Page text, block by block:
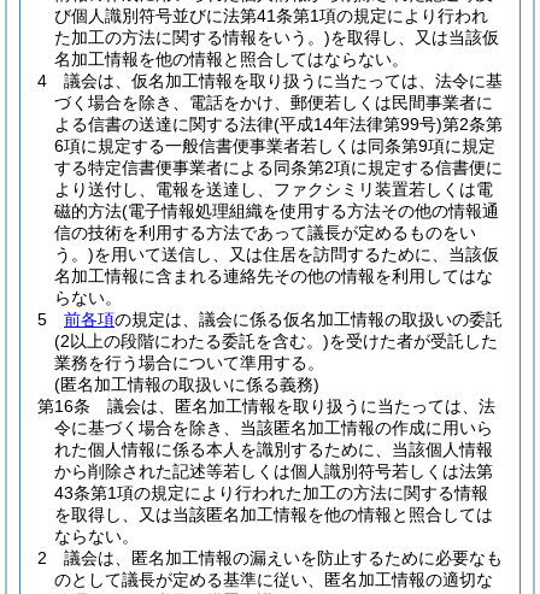
び個人識別符号並びに法第41条第1項の規定により行われ
た加工の方法に関する情報をいう。)を取得し、又は当該仮
名加工情報を他の情報と照合してはならない。
4
議会は、仮名加工情報を取り扱うに当たっては、法令に基
づく場合を除き、電話をかけ、郵便若しくは民間事業者に
よる信書の送達に関する法律(平成14年法律第99号)第2条第
6項に規定する一般信書便事業者若しくは同条第9項に規定
する特定信書便事業者による同条第2項に規定する信書便に
より送付し、電報を送達し、ファクシミリ装置若しくは電
磁的方法(電子情報処理組織を使用する方法その他の情報通
信の技術を利用する方法であって議長が定めるものをい
う。)を用いて送信し、又は住居を訪問するために、当該仮
名加工情報に含まれる連絡先その他の情報を利用してはな
らない。
5
前各項の規定は、議会に係る仮名加工情報の取扱いの委託
(2以上の段階にわたる委託を含む。)を受けた者が受託した
業務を行う場合について準用する。
(匿名加工情報の取扱いに係る義務)
第16条
議会は、匿名加工情報を取り扱うに当たっては、法
令に基づく場合を除き、当該匿名加工情報の作成に用いら
れた個人情報に係る本人を識別するために、当該個人情報
から削除された記述等若しくは個人識別符号若しくは法第
43条第1項の規定により行われた加工の方法に関する情報
を取得し、又は当該匿名加工情報を他の情報と照合しては
ならない。
2
議会は、匿名加工情報の漏えいを防止するために必要なも
のとして議長が定める基準に従い、匿名加工情報の適切な